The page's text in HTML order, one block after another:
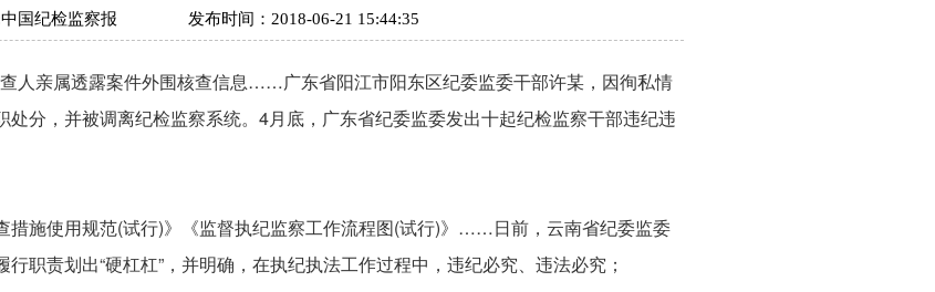
中国纪检监察报 发布时间： 2018-06-21 15:44:35
人亲属透露案件外围核查信息……广东省阳江市阳东区纪委监委干部许某，因徇私情
处分，并被调离纪检监察系统。4月底，广东省纪委监委发出十起纪检监察干部违纪违
措施使用规范(试行)》《监督执纪监察工作流程图(试行)》……日前，云南省纪委监委
职责划出“硬杠杠”，并明确，在执纪执法工作过程中，违纪必究、违法必究；